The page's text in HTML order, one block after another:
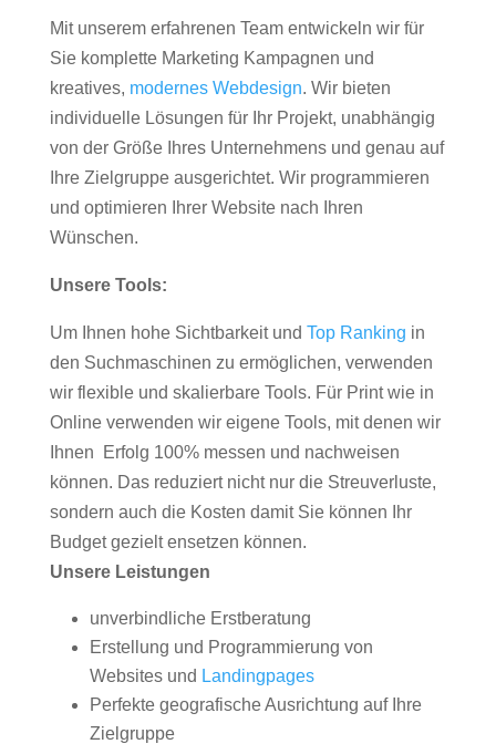
Mit unserem erfahrenen Team entwickeln wir für
Sie komplette Marketing Kampagnen und
kreatives, modernes Webdesign. Wir bieten
individuelle Lösungen für Ihr Projekt, unabhängig
von der Größe Ihres Unternehmens und genau auf
Ihre Zielgruppe ausgerichtet. Wir programmieren
und optimieren Ihrer Website nach Ihren
Wünschen.
Unsere Tools:
Um Ihnen hohe Sichtbarkeit und Top Ranking in
den Suchmaschinen zu ermöglichen, verwenden
wir flexible und skalierbare Tools. Für Print wie in
Online verwenden wir eigene Tools, mit denen wir
Ihnen Erfolg 100% messen und nachweisen
können. Das reduziert nicht nur die Streuverluste,
sondern auch die Kosten damit Sie können Ihr
Budget gezielt ensetzen können.
Unsere Leistungen
unverbindliche Erstberatung
Erstellung und Programmierung von
Websites und Landingpages
Perfekte geografische Ausrichtung auf Ihre
Zielgruppe